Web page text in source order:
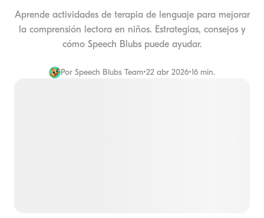
Aprende actividades de terapia de lenguaje para mejorar
la comprensión lectora en niños. Estrategias, consejos y
cómo Speech Blubs puede ayudar.
Por Speech Blubs Team•22 abr 2026•16 min.